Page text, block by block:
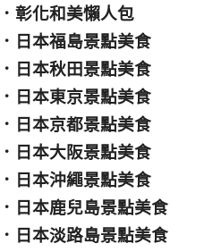
．彰化和美懶人包
． 日本福島景點美食
． 日本秋田景點美食
． 日本東京景點美食
． 日本京都景點美食
． 日本大阪景點美食
． 日本沖繩景點美食
． 日本鹿兒島景點美食
． 日本淡路島景點美食